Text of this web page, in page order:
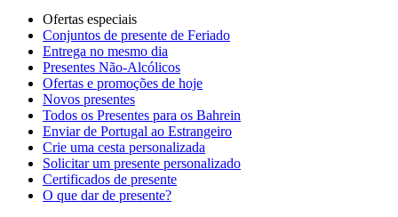
Ofertas especiais
Сonjuntos de presente de Feriado
Entrega no mesmo dia
Presentes Não-Alcólicos
Ofertas e promoções de hoje
Novos presentes
Todos os Presentes para os Bahrein
Enviar de Portugal ao Estrangeiro
Crie uma cesta personalizada
Solicitar um presente personalizado
Certificados de presente
O que dar de presente?